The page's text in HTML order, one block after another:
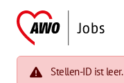
Stellen-ID ist leer.